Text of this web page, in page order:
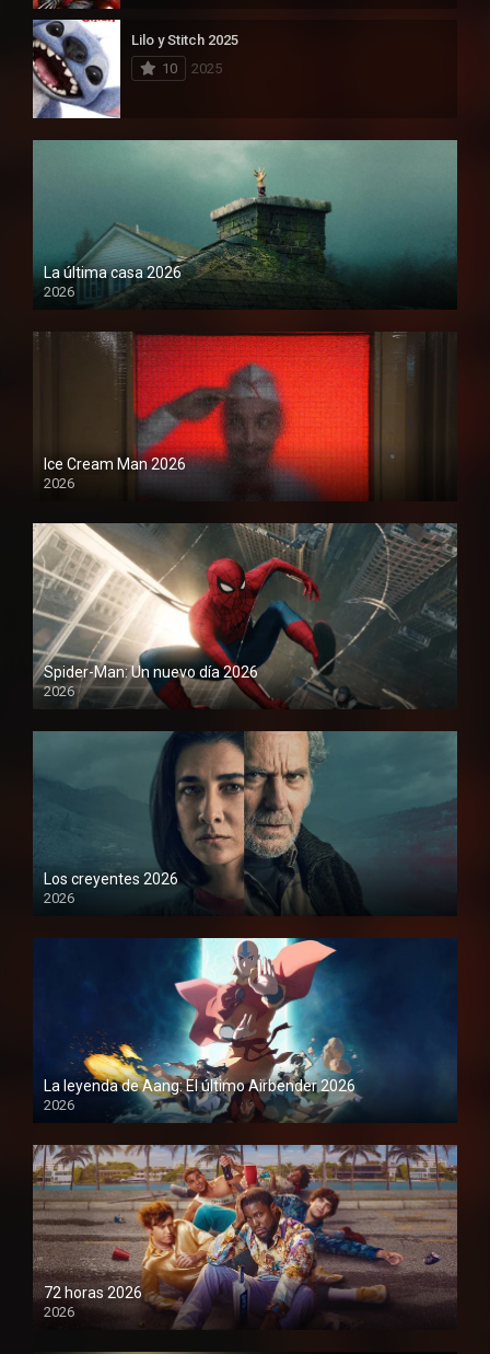
Lilo y Stitch 2025
10
2025
La última casa 2026
2026
Ice Cream Man 2026
2026
Spider-Man: Un nuevo día 2026
2026
1080P
Los creyentes 2026
2026
1080P
La leyenda de Aang: El último Airbender 2026
2026
1080P
72 horas 2026
2026
1080P